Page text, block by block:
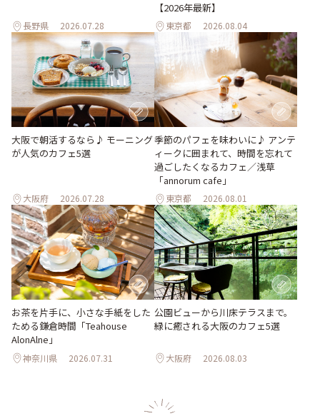
長野県 2026.07.28
【2026年最新】
東京都 2026.08.04
大阪で朝活するなら♪ モーニング
が人気のカフェ5選
大阪府 2026.07.28
季節のパフェを味わいに♪ アンテ
ィークに囲まれて、時間を忘れて
過ごしたくなるカフェ／浅草
「annorum cafe」
東京都 2026.08.01
お茶を片手に、小さな手紙をした
ためる鎌倉時間「Teahouse
AlonAlne」
神奈川県 2026.07.31
公園ビューから川床テラスまで。
緑に癒される大阪のカフェ5選
大阪府 2026.08.03